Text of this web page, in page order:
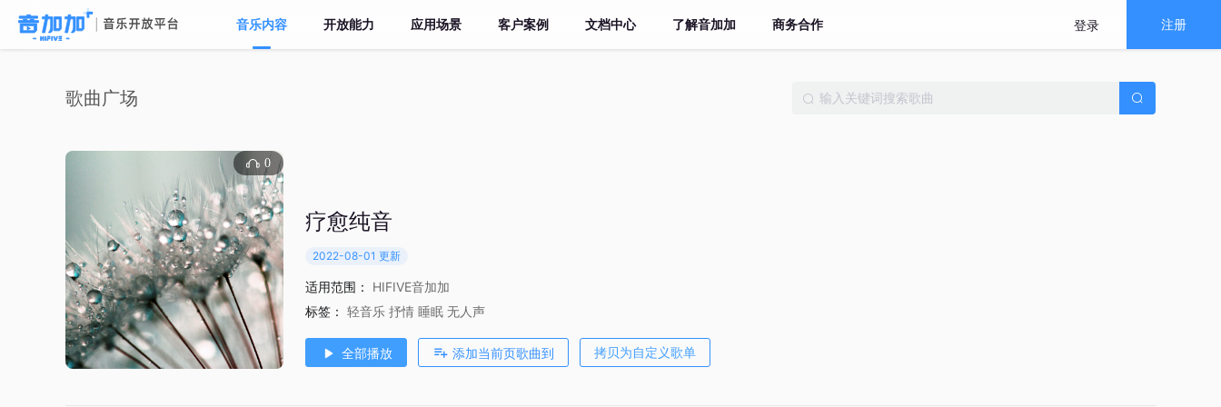
音乐内容 开放能力 应用场景 客户案例 文档中心 了解音加加 商务合作 登录 注册
歌曲广场
0
疗愈纯音
2022-08-01 更新
适用范围：
HIFIVE音加加
标签： 轻音乐 抒情 睡眠 无人声
全部播放 添加当前页歌曲到 拷贝为自定义歌单